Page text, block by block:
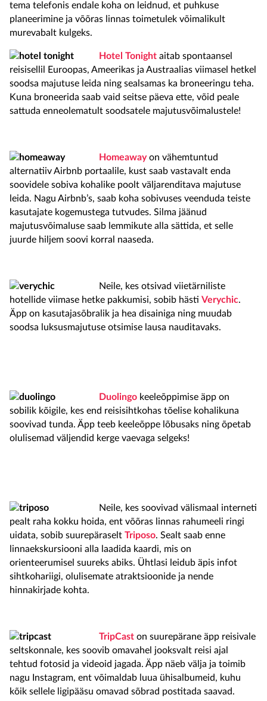
tema telefonis endale koha on leidnud, et puhkuse
planeerimine ja võõras linnas toimetulek võimalikult
murevabalt kulgeks.
Hotel Tonight aitab spontaansel
reisisellil Euroopas, Ameerikas ja Austraalias viimasel hetkel
soodsa majutuse leida ning sealsamas ka broneeringu teha.
Kuna broneerida saab vaid seitse päeva ette, võid peale
sattuda enneolematult soodsatele majutusvõimalustele!
Homeawayon vähemtuntud
alternatiiv Airbnb portaalile, kust saab vastavalt enda
soovidele sobiva kohalike poolt väljarenditava majutuse
leida. Nagu Airbnb’s, saab koha sobivuses veenduda teiste
kasutajate kogemustega tutvudes. Silma jäänud
majutusvõimaluse saab lemmikute alla sättida, et selle
juurde hiljem soovi korral naaseda.
Neile, kes otsivad viietärniliste
hotellide viimase hetke pakkumisi, sobib hästi Verychic.
Äpp on kasutajasõbralik ja hea disainiga ning muudab
soodsa luksusmajutuse otsimise lausa nauditavaks.
Duolingo keeleõppimise äpp on
sobilik kõigile, kes end reisisihtkohas tõelise kohalikuna
soovivad tunda. Äpp teeb keeleõppe lõbusaks ning õpetab
olulisemad väljendid kerge vaevaga selgeks!
Neile, kes soovivad välismaal interneti
pealt raha kokku hoida, ent võõras linnas rahumeeli ringi
uidata, sobib suurepäraselt Triposo. Sealt saab enne
linnaekskursiooni alla laadida kaardi, mis on
orienteerumisel suureks abiks. Ühtlasi leidub äpis infot
sihtkohariigi, olulisemate atraktsioonide ja nende
hinnakirjade kohta.
TripCast on suurepärane äpp reisivale
seltskonnale, kes soovib omavahel jooksvalt reisi ajal
tehtud fotosid ja videoid jagada. Äpp näeb välja ja toimib
nagu Instagram, ent võimaldab luua ühisalbumeid, kuhu
kõik sellele ligipääsu omavad sõbrad postitada saavad.